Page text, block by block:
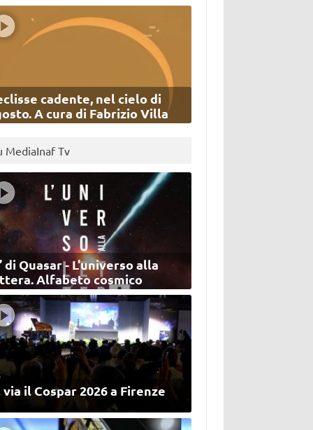
cadente, nel cielo di
A cura di Fabrizio Villa
MediaInaf Tv
di Quasar - L'universo alla
Alfabeto cosmico
il Cospar 2026 a Firenze